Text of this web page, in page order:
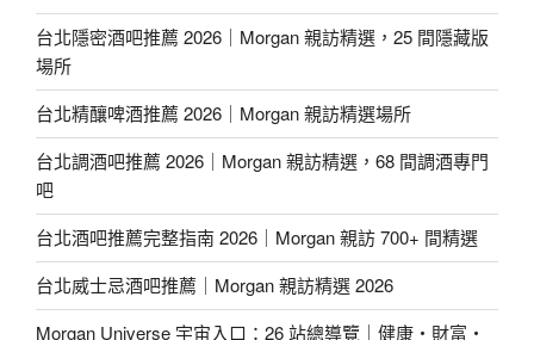
台北隱密酒吧推薦 2026｜Morgan 親訪精選，25 間隱藏版
場所
台北精釀啤酒推薦 2026｜Morgan 親訪精選場所
台北調酒吧推薦 2026｜Morgan 親訪精選，68 間調酒專門
吧
台北酒吧推薦完整指南 2026｜Morgan 親訪 700+ 間精選
台北威士忌酒吧推薦｜Morgan 親訪精選 2026
Morgan Universe 宇宙入口：26 站總導覽｜健康・財富・